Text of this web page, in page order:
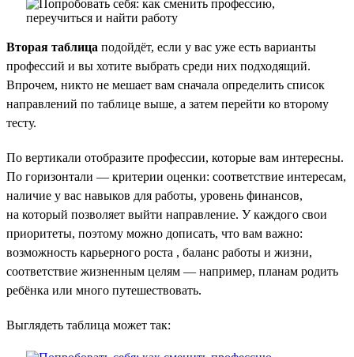
Вторая таблица подойдёт, если у вас уже есть варианты
профессий и вы хотите выбрать среди них подходящий.
Впрочем, никто не мешает вам сначала определить список
направлений по таблице выше, а затем перейти ко второму
тесту.
По вертикали отобразите профессии, которые вам интересны.
По горизонтали — критерии оценки: соответствие интересам,
наличие у вас навыков для работы, уровень финансов,
на который позволяет выйти направление. У каждого свои
приоритеты, поэтому можно дописать, что вам важно:
возможность карьерного роста , баланс работы и жизни,
соответствие жизненным целям — например, планам родить
ребёнка или много путешествовать.
Выглядеть таблица может так: